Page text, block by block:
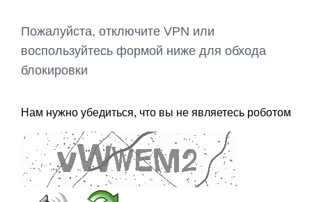
Пожалуйста, отключите VPN или
воспользуйтесь формой ниже для обхода
блокировки
Нам нужно убедиться, что вы не являетесь роботом